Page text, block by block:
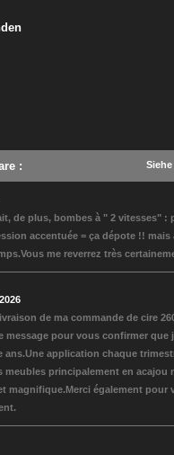
:
de plus, bombes à " 2 vitesses" :
accentuée = ça dépote !!
me reverrez très
de ma commande de cire
message pour vous confirmer
ans.Une application chaque
meubles principalement en acajou
magnifique.Merci également pour